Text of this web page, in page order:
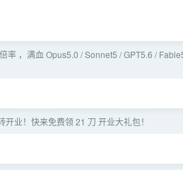
率 ，满血 Opus5.0 / Sonnet5 / GPT5.6 /
业！快来免费领 21 刀 开业大礼包！